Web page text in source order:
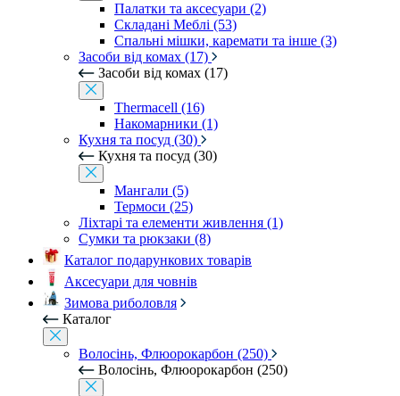
Палатки та аксесуари (2)
Складані Меблі (53)
Спальні мішки, каремати та інше (3)
Засоби від комах (17)
Засоби від комах (17)
Thermacell (16)
Накомарники (1)
Кухня та посуд (30)
Кухня та посуд (30)
Мангали (5)
Термоси (25)
Ліхтарі та елементи живлення (1)
Сумки та рюкзаки (8)
Каталог подарункових товарів
Аксесуари для човнів
Зимова риболовля
Каталог
Волосінь, Флюорокарбон (250)
Волосінь, Флюорокарбон (250)